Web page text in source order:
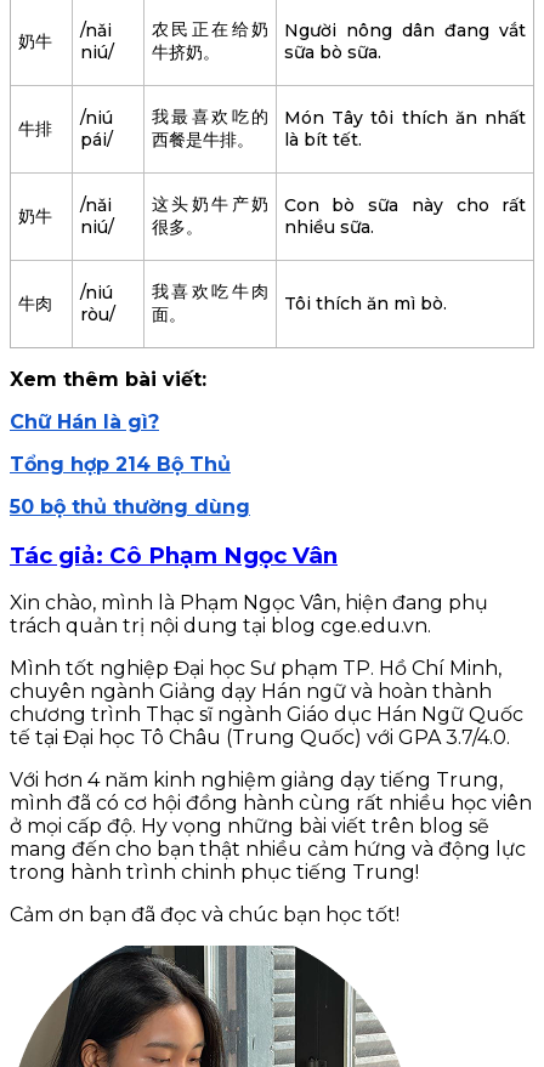
奶牛
/nǎi
niú/
农民正在给奶
牛挤奶。
Người nông dân đang vắt
sữa bò sữa.
牛排
/niú
pái/
我最喜欢吃的
西餐是牛排。
Món Tây tôi thích ăn nhất
là bít tết.
奶牛
/nǎi
niú/
这头奶牛产奶
很多。
Con bò sữa này cho rất
nhiều sữa.
牛肉
/niú
ròu/
我喜欢吃牛肉
面。
Tôi thích ăn mì bò.
Xem thêm bài viết:
Chữ Hán là gì?
Tổng hợp 214 Bộ Thủ
50 bộ thủ thường dùng
Tác giả: Cô Phạm Ngọc Vân
Xin chào, mình là Phạm Ngọc Vân, hiện đang phụ
trách quản trị nội dung tại blog cge.edu.vn.
Mình tốt nghiệp Đại học Sư phạm TP. Hồ Chí Minh,
chuyên ngành Giảng dạy Hán ngữ và hoàn thành
chương trình Thạc sĩ ngành Giáo dục Hán Ngữ Quốc
tế tại Đại học Tô Châu (Trung Quốc) với GPA 3.7/4.0.
Với hơn 4 năm kinh nghiệm giảng dạy tiếng Trung,
mình đã có cơ hội đồng hành cùng rất nhiều học viên
ở mọi cấp độ. Hy vọng những bài viết trên blog sẽ
mang đến cho bạn thật nhiều cảm hứng và động lực
trong hành trình chinh phục tiếng Trung!
Cảm ơn bạn đã đọc và chúc bạn học tốt!